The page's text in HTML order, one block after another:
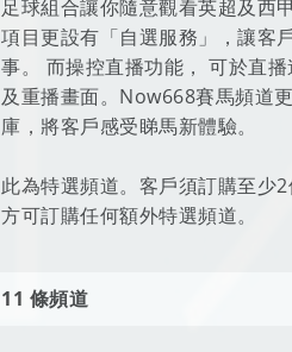
足球組合讓你隨意觀看英超及西
項目更設有「自選服務」，讓客
事。 而操控直播功能， 可於直
及重播畫面。Now668賽馬頻道
庫，將客戶感受睇馬新體驗。
此為特選頻道。客戶須訂購至少
方可訂購任何額外特選頻道。
11 條頻道